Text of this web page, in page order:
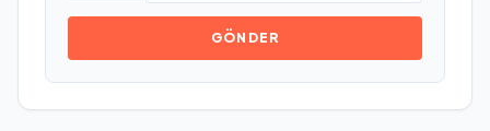
GÖNDER